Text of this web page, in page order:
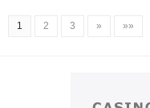
1 2 3 » »»